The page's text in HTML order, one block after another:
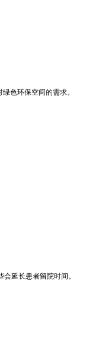
色环保空间的需求。
延长患者留院时间。